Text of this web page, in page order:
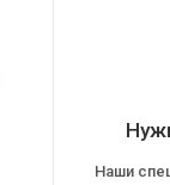
Наши